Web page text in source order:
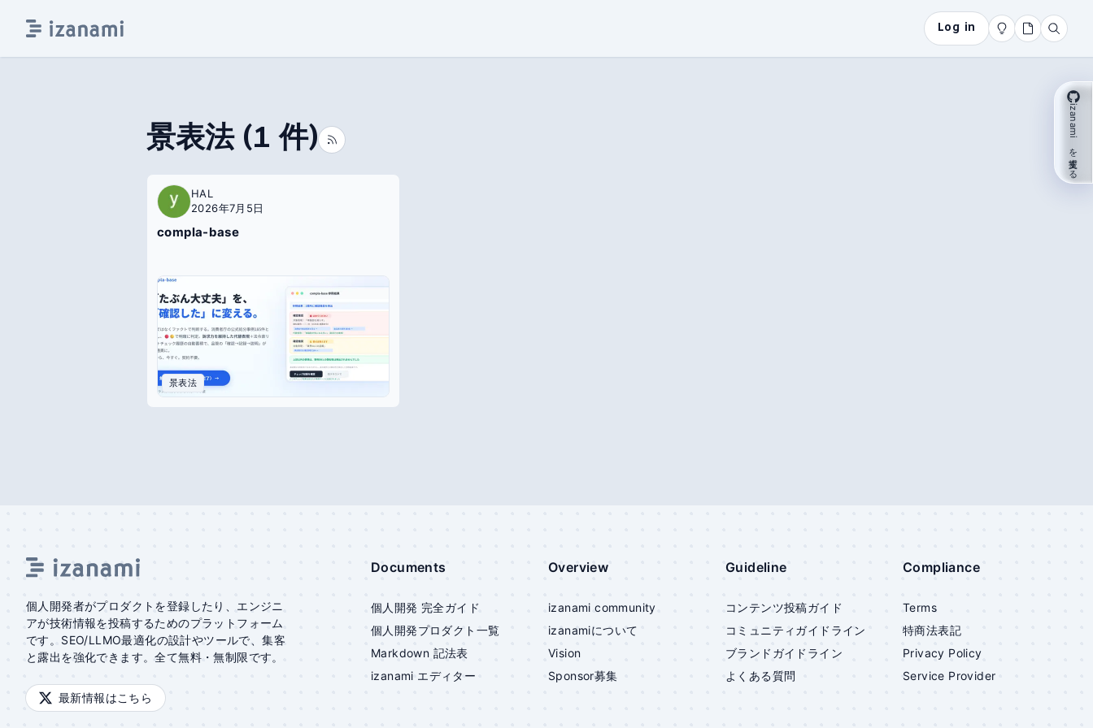
Log in
景表法(1 件)
HAL
2026年7月5日
compla-base
景表法
個人開発者がプロダクトを登録したり、エンジニ
アが技術情報を投稿するためのプラットフォーム
です。SEO/LLMO最適化の設計やツールで、集客
と露出を強化できます。全て無料・無制限です。
最新情報はこちら
Documents
個人開発 完全ガイド
個人開発プロダクト一覧
Markdown 記法表
izanami エディター
Overview
izanami community
izanamiについて
Vision
Sponsor募集
Guideline
コンテンツ投稿ガイド
コミュニティガイドライン
ブランドガイドライン
よくある質問
Compliance
Terms
特商法表記
Privacy Policy
Service Provider
izanami を支援する